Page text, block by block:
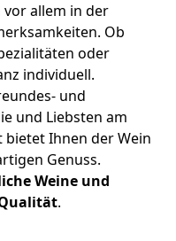
vor allem in der
Ob
oder
individuell.
und
und Liebsten am
bietet Ihnen der Wein
Genuss.
Weine und
.